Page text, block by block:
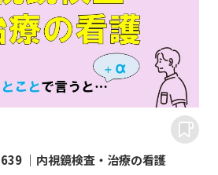
｜内視鏡検査・治療の看護